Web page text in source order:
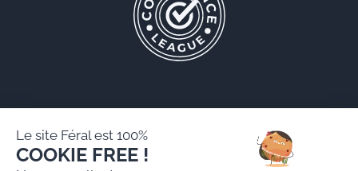
Le site Féral est 100%
COOKIE FREE !